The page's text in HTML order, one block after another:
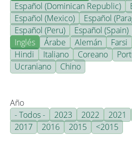
Español (Dominican Republic)
Español (Mexico)
Español
Español (Peru)
Español (Spain)
Inglés
Árabe Alemán Farsi
Hindi
Italiano Coreano
Ucraniano
Chino
Año
- Todos -
2023 2022 2021
2017
2016 2015 <2015